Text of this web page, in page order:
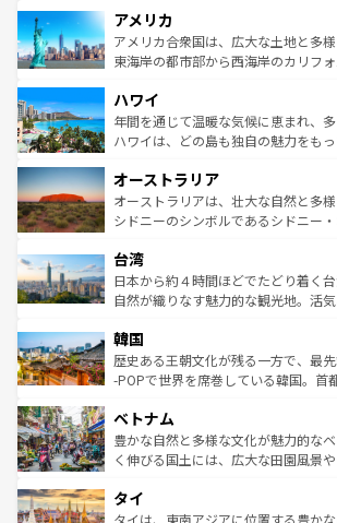
ンツ一覧を参照してほしい。
の建物がそのまま残る町や、スイスな
博物館もあり、アルプス観光だけでな
ことができる。国民の所得が高いた
ば市内交通費無料で観光を楽しむこともでき
着のスイス情報はコンテンツ一覧 を
アメリカ
アメリカ合衆国は、広大な土地と多様
東海岸の都市部から西海岸のカリフ
のような巨大都市は、観光、ショッピ
ンメントが詰まった刺激的なスポッ
西部には大自然が広がり、グランド
部のニューオーリンズでは、音楽と美
文化が魅力。旅行者はアメリカの各地
しみながら、その多様性と豊かな歴
ならではの贅沢な旅のスタイルだ。 なお、新着のアメリカ
情報はコンテンツ一覧を参照してほ
ハワイ
年間を通じて温暖な気候に恵まれ、
ハワイは、どの島も独自の魅力をも
ワイ島は見逃せない。また、定番の観
島だが、静かな自然を求めるならマウ
おすすめ。エメラルドグリーンに輝
れるおもてなしの心で訪れる人々を迎
人々、おいしいローカルフードやハ
ク、伝統的なフラダンスなど、すべ
ワイを、存分に味わってほしい。 なお、新着のハワイ情報
はコンテンツ一覧を参照してほしい。
オーストラリア
オーストラリアは、壮大な自然と多様
シドニーのシンボルであるシドニー
リアリーフや大陸中央部にそびえるウ
ク）、タスマニアの美しい原生林や
ど、見どころがたくさん。また、カ
いる。アクティビティも充実しており
ビング、ハイキングなど、アウトド
い。オーストラリアの多彩な魅力を
参照してほしい。
台湾
日本から約４時間ほどでたどり着く
自然が織りなす魅力的な観光地。活
ン）、静ひつな山岳地帯である台湾東
と山間の静けさが共存しており、訪
驚きをもたらしてくれる。また、奥
容にもいいと評判のスイーツなど、バ
が味わえる。 なお、新着の台湾情報は
照してほしい。
韓国
歴史ある王朝文化が残る一方で、最
-POPで世界を席巻している韓国。首
き、地方に足を延ばせば四季折々の自
できる。そして、キムチや焼肉、絶
まで、さまざまな韓国料理が待って
リティに包まれながら、韓国の多彩な
わってみてほしい。 なお、新
ベトナム
豊かな自然と多様な文化が魅力的な
く伸びる国土には、広大な田園風景
急速な発展と共に伝統が息づく。ハノ
ーチミン市のフランス統治時代の建
タイ
タイは、東南アジアに位置する豊か